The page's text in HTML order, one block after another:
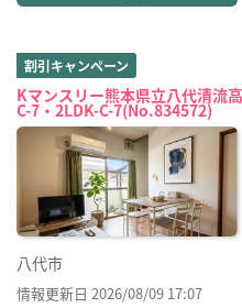
割引キャンペーン
Kマンスリー熊本県立八代清流
C-7・2LDK-C-7(No.834572)
八代市
情報更新日 2026/08/09 17:07